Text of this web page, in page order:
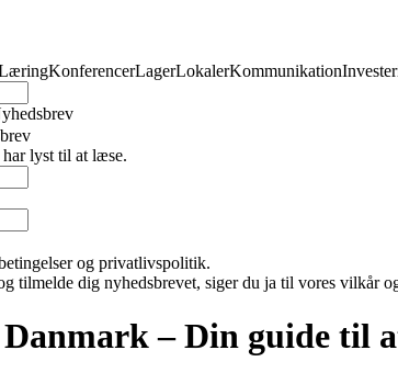
KonferencerLagerLokalerKommunikation
lyst til at læse.
og privatlivspolitik.
tilmelde dig nyhedsbrevet, siger du ja til vores vilkår
– Din guide til